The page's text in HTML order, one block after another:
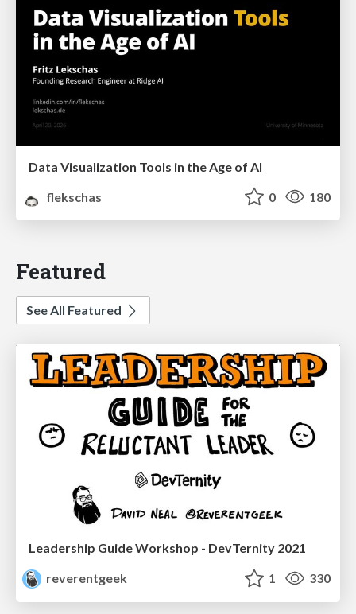
Data Visualization Tools in the Age of AI
flekschas
0 180
Featured
See All Featured
Leadership Guide Workshop - DevTernity 2021
reverentgeek
1 330